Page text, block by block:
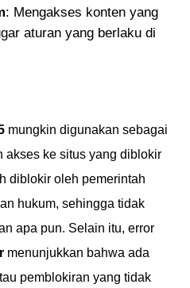
: Mengakses konten yang
aturan yang berlaku di
mungkin digunakan sebagai
akses ke situs yang diblokir
diblokir oleh pemerintah
hukum, sehingga tidak
apa pun. Selain itu, error
menunjukkan bahwa ada
pemblokiran yang tidak